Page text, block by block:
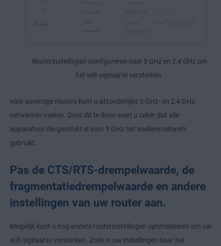
Routerinstellingen configureren naar 5 GHz en 2,4 GHz om
het wifi-signaal te versterken.
voor sommige routers kunt u afzonderlijke 5 GHz- en 2,4 GHz-
netwerken maken. Door dit te doen weet u zeker dat alle
apparatuur die geschikt is voor 5 GHz het snellere netwerk
gebruikt.
Pas de CTS/RTS-drempelwaarde, de
fragmentatiedrempelwaarde en andere
instellingen van uw router aan.
Mogelijk kunt u nog andere routerinstellingen optimaliseren om uw
wifi-signaal te versterken. Zoek in uw instellingen naar het